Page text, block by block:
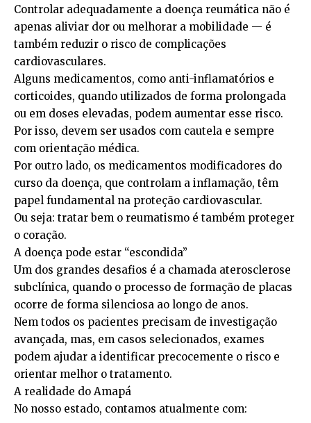
Controlar adequadamente a doença reumática não é
apenas aliviar dor ou melhorar a mobilidade — é
também reduzir o risco de complicações
cardiovasculares.
Alguns medicamentos, como anti-inflamatórios e
corticoides, quando utilizados de forma prolongada
ou em doses elevadas, podem aumentar esse risco.
Por isso, devem ser usados com cautela e sempre
com orientação médica.
Por outro lado, os medicamentos modificadores do
curso da doença, que controlam a inflamação, têm
papel fundamental na proteção cardiovascular.
Ou seja: tratar bem o reumatismo é também proteger
o coração.
A doença pode estar “escondida”
Um dos grandes desafios é a chamada aterosclerose
subclínica, quando o processo de formação de placas
ocorre de forma silenciosa ao longo de anos.
Nem todos os pacientes precisam de investigação
avançada, mas, em casos selecionados, exames
podem ajudar a identificar precocemente o risco e
orientar melhor o tratamento.
A realidade do Amapá
No nosso estado, contamos atualmente com: